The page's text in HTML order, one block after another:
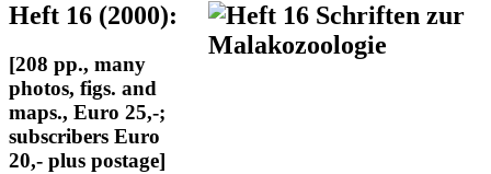
Heft 16 (2000):
[208 pp., many
photos, figs. and
maps., Euro 25,-;
subscribers Euro
20,- plus postage]